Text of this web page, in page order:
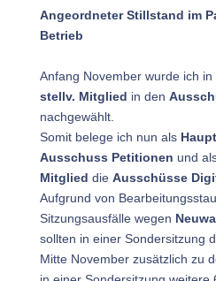
Angeordneter Stillstand im
Betrieb
Anfang November wurde ich
stellv. Mitglied in den
nachgewählt.
Somit belege ich nun als
Ausschuss Petitionen und
Mitglied die Ausschüsse
Aufgrund von
Sitzungsausfälle wegen
sollten in einer Sondersitzung
Mitte November zusätzlich zu